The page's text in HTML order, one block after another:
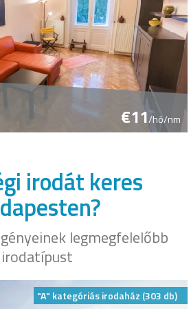
€11/hó/nm
irodát keres
legmegfelelőbb
irodatípust
"A" kategóriás irodaház (303 db)